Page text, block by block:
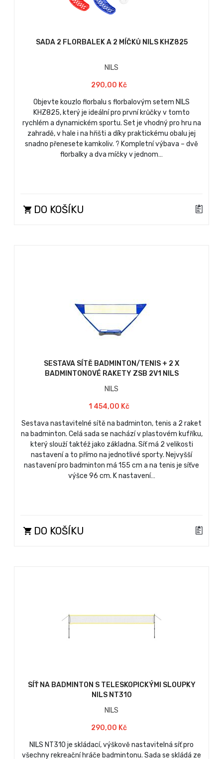
SADA 2 FLORBALEK A 2 MÍČKŮ NILS KHZ825
NILS
290,00 Kč
Objevte kouzlo florbalu s florbalovým setem NILS
KHZ825, který je ideální pro první krůčky v tomto
rychlém a dynamickém sportu. Set je vhodný pro hru na
zahradě, v hale i na hřišti a díky praktickému obalu jej
snadno přenesete kamkoliv. ? Kompletní výbava – dvě
florbalky a dva míčky v jednom…
DO KOŠÍKU
SESTAVA SÍTĚ BADMINTON/TENIS + 2 X
BADMINTONOVÉ RAKETY ZSB 2V1 NILS
NILS
1 454,00 Kč
Sestava nastavitelné sítě na badminton, tenis a 2 raket
na badminton. Celá sada se nachází v plastovém kufříku,
který slouží taktéž jako základna. Síť má 2 velikosti
nastavení a to přímo na jednotlivé sporty. Nejvyšší
nastavení pro badminton má 155 cm a na tenis je síťve
výšce 96 cm. K nastavení…
DO KOŠÍKU
SÍŤ NA BADMINTON S TELESKOPICKÝMI SLOUPKY
NILS NT310
NILS
290,00 Kč
NILS NT310 je skládací, výškově nastavitelná síť pro
všechny rekreační hráče badmintonu. Sada se skládá ze